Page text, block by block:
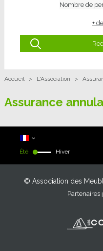
Accueil > L'Association >
Assurance
Nombre de
+
Été Hiver
© Association des
Partenaires